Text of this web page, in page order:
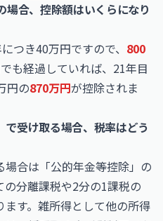
場合、控除額はいくらになり
つき40万円ですので、 800
も経過していれば、21年目
円の870万円が控除されま
受け取る場合、税率はどう
合は「公的年金等控除」の
分離課税や2分の1課税の
す。雑所得として他の所得